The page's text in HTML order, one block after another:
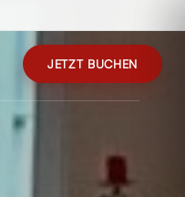
JETZT BUCHEN